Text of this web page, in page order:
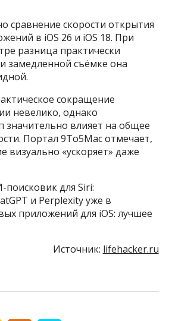
сравнение скорости открытия
в iOS 26 и iOS 18. При
разница практически
замедленной съёмке она
сокращение
невелико, однако
значительно влияет на общее
Портал 9To5Mac отмечает,
визуально «ускоряет» даже
для Siri:
и Perplexity уже в
приложений для iOS: лучшее
Источник: lifehacker.ru